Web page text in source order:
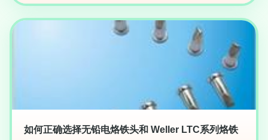
如何正确选择无铅电烙铁头和 Weller LTC系列烙铁